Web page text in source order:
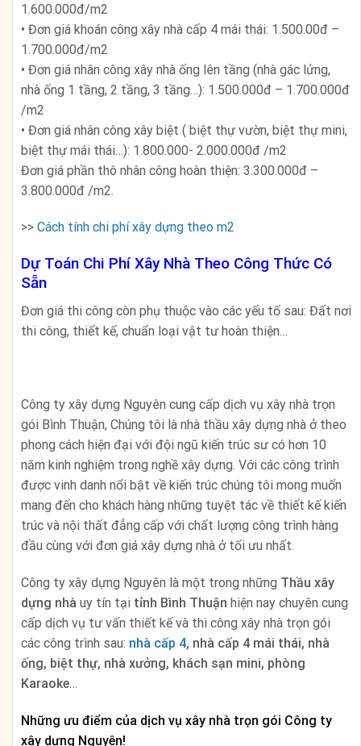
1.600.000đ/m2
• Đơn giá khoán công xây nhà cấp 4 mái thái: 1.500.00đ –
1.700.000đ/m2
• Đơn giá nhân công xây nhà ống lên tầng (nhà gác lửng,
nhà ống 1 tầng, 2 tầng, 3 tầng…): 1.500.000đ – 1.700.000đ
/m2
• Đơn giá nhân công xây biệt ( biệt thự vườn, biệt thự mini,
biệt thự mái thái…): 1.800.000- 2.000.000đ /m2
Đơn giá phần thô nhân công hoàn thiện: 3.300.000đ –
3.800.000đ /m2.
>> Cách tính chi phí xây dựng theo m2
Dự Toán Chi Phí Xây Nhà Theo Công Thức Có
Sẵn
Đơn giá thi công còn phụ thuộc vào các yếu tố sau: Đất nơi
thi công, thiết kế, chuẩn loại vật tư hoàn thiện…
Công ty xây dựng Nguyên cung cấp dịch vụ xây nhà trọn
gói Bình Thuận, Chúng tôi là nhà thầu xây dựng nhà ở theo
phong cách hiện đại với đội ngũ kiến trúc sư có hơn 10
năm kinh nghiệm trong nghề xây dựng. Với các công trình
được vinh danh nổi bật về kiến trúc chúng tôi mong muốn
mang đến cho khách hàng những tuyệt tác về thiết kế kiến
trúc và nội thất đẳng cấp với chất lượng công trình hàng
đầu cùng với đơn giá xây dựng nhà ở tối ưu nhất.
Công ty xây dựng Nguyên là một trong những Thầu xây
dựng nhà uy tín tại tỉnh Bình Thuận hiện nay chuyên cung
cấp dịch vụ tư vấn thiết kế và thi công xây nhà trọn gói
các công trình sau: nhà cấp 4, nhà cấp 4 mái thái, nhà
ống, biệt thự, nhà xưởng, khách sạn mini, phòng
Karaoke…
Những ưu điểm của dịch vụ xây nhà trọn gói Công ty
xây dựng Nguyên!